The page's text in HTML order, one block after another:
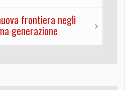
frontiera negli
generazione